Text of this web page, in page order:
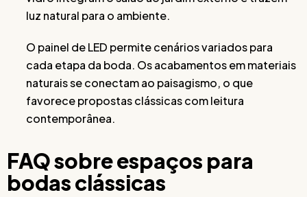
luz natural para o ambiente.
O painel de LED permite cenários variados para
cada etapa da boda. Os acabamentos em materiais
naturais se conectam ao paisagismo, o que
favorece propostas clássicas com leitura
contemporânea.
FAQ sobre espaços para
bodas clássicas